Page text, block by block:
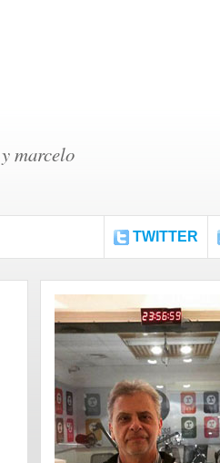
marcelo
TWITTER